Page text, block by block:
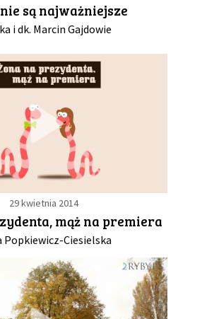
są najważniejsze
i dk. Marcin Gajdowie
29 kwietnia 2014
mąż na premiera
Popkiewicz-Ciesielska